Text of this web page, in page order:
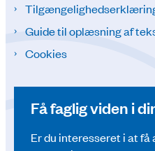
Guide til oplæsning af
Cookies
Få faglig viden i
Er du interesseret i at